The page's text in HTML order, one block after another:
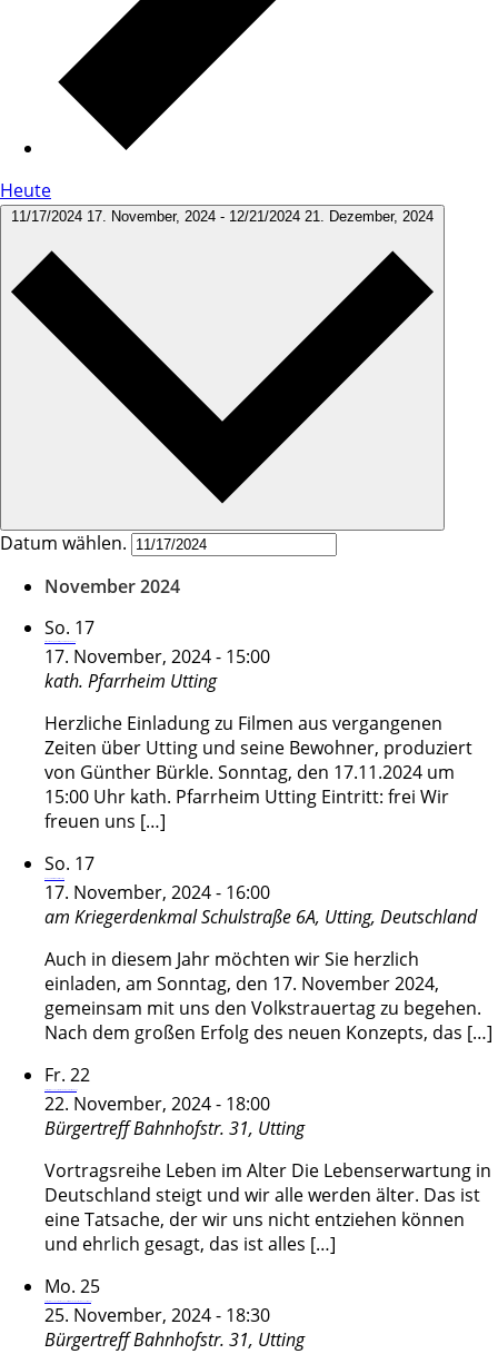
Heute
11/17/2024 17. November, 2024 - 12/21/2024 21. Dezember, 2024
Datum wählen.
November 2024
So. 17
17. November, 2024 - 15:00
kath. Pfarrheim Utting
Herzliche Einladung zu Filmen aus vergangenen
Zeiten über Utting und seine Bewohner, produziert
von Günther Bürkle. Sonntag, den 17.11.2024 um
15:00 Uhr kath. Pfarrheim Utting Eintritt: frei Wir
freuen uns […]
So. 17
17. November, 2024 - 16:00
am KriegerdenkmalSchulstraße 6A, Utting, Deutschland
Auch in diesem Jahr möchten wir Sie herzlich
einladen, am Sonntag, den 17. November 2024,
gemeinsam mit uns den Volkstrauertag zu begehen.
Nach dem großen Erfolg des neuen Konzepts, das […]
Fr. 22
22. November, 2024 - 18:00
BürgertreffBahnhofstr. 31, Utting
Vortragsreihe Leben im Alter Die Lebenserwartung in
Deutschland steigt und wir alle werden älter. Das ist
eine Tatsache, der wir uns nicht entziehen können
und ehrlich gesagt, das ist alles […]
Mo. 25
25. November, 2024 - 18:30
BürgertreffBahnhofstr. 31, Utting